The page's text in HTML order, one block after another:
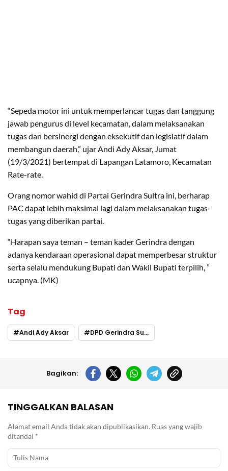
“Sepeda motor ini untuk memperlancar tugas dan tanggung
jawab pengurus di level kecamatan, dalam melaksanakan
tugas dan bersinergi dengan eksekutif dan legislatif dalam
membangun daerah,” ujar Andi Ady Aksar, Jumat
(19/3/2021) bertempat di Lapangan Latamoro, Kecamatan
Rate-rate.
Orang nomor wahid di Partai Gerindra Sultra ini, berharap
PAC dapat lebih maksimal lagi dalam melaksanakan tugas-
tugas yang diberikan partai.
“Harapan saya teman – teman kader Gerindra dengan
adanya kendaraan operasional dapat memperbesar struktur
serta selalu mendukung Bupati dan Wakil Bupati terpilih, ”
ucapnya. (MK)
Tag
Andi Ady Aksar DPD Gerindra Sultra
Bagikan:
TINGGALKAN BALASAN
Alamat email Anda tidak akan dipublikasikan. Ruas yang wajib
ditandai *